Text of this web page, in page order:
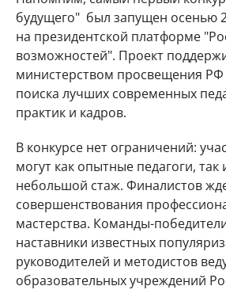
будущего" был запущен осенью
на президентской платформе
возможностей". Проект
министерством просвещения РФ
поиска лучших современных
практик и кадров.
В конкурсе нет ограничений:
могут как опытные педагоги,
небольшой стаж. Финалистов
совершенствования
мастерства. Команды-
наставники известных
руководителей и методистов
образовательных учреждений